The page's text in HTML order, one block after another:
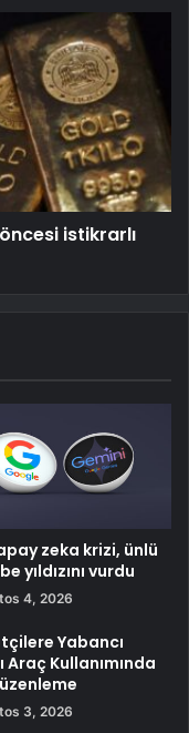
istikrarlı
zeka krizi, ünlü
yıldızını vurdu
4, 2026
Yabancı
Araç Kullanımında
3, 2026